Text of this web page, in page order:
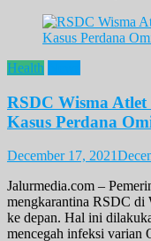
Health
RSDC Wisma
Kasus Perdana
December 17, 2021
Jalurmedia.com –
mengkarantina RSDC di
ke depan. Hal ini
mencegah infeksi varian